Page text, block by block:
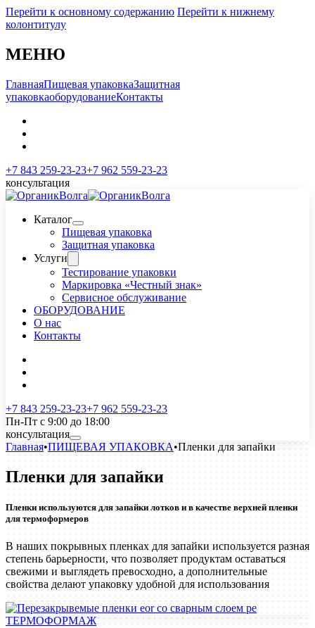
Перейти к основному содержанию Перейти к нижнему
колонтитулу
МЕНЮ
ГлавнаяПищевая упаковкаЗащитная
упаковкаоборудованиеКонтакты
+7 843 259-23-23+7 962 559-23-23
консультация
Каталог
Пищевая упаковка
Защитная упаковка
Услуги
Тестирование упаковки
Маркировка «Честный знак»
Сервисное обслуживание
ОБОРУДОВАНИЕ
О нас
Контакты
+7 843 259-23-23+7 962 559-23-23
Пн-Пт с 9:00 до 18:00
консультация
Главная•ПИЩЕВАЯ УПАКОВКА•Пленки для запайки
Пленки для запайки
Пленки используются для запайки лотков и в качестве верхней пленки
для термоформеров
В наших покрывных пленках для запайки используется разная
степень барьерности, что позволяет продуктам оставаться
свежими и выглядеть превосходно, а дополнительные
свойства делают упаковку удобной для использования
ТЕРМОФОРМАЖ